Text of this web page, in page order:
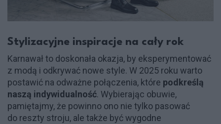
Stylizacyjne inspiracje na cały rok
Karnawał to doskonała okazja, by eksperymentować
z modą i odkrywać nowe style. W 2025 roku warto
postawić na odważne połączenia, które podkreślą
naszą indywidualność. Wybierając obuwie,
pamiętajmy, że powinno ono nie tylko pasować
do reszty stroju, ale także być wygodne